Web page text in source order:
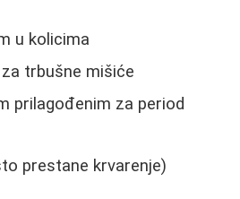
u kolicima
trbušne mišiće
prilagođenim za period
prestane krvarenje)